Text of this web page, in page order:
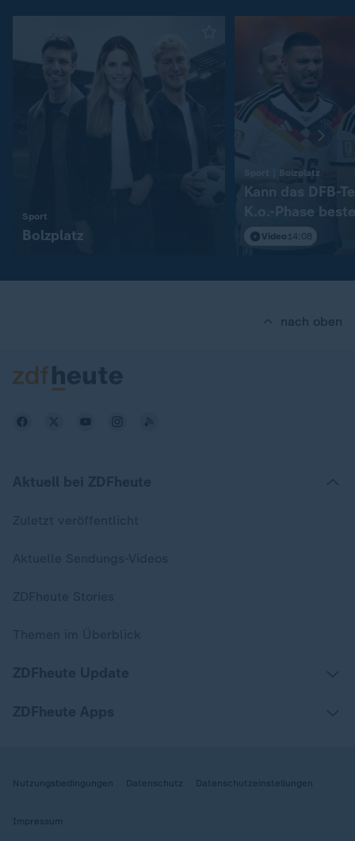
Sport
Bolzplatz
Sport | Bolzplatz
Kann das DFB-
K.o.-Phase
Video 14:08
nach oben
Nutzungsbedingungen Datenschutz Datenschutzeinstellungen
Impressum